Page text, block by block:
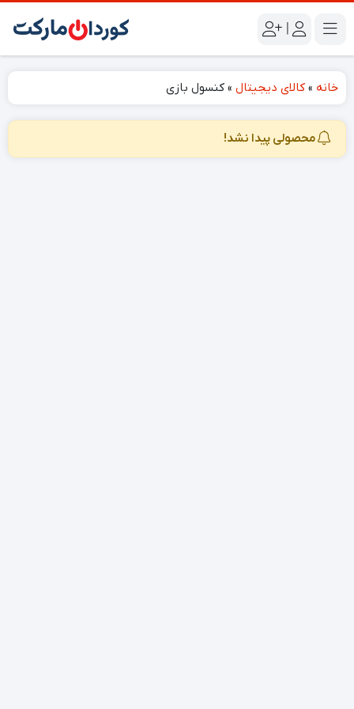
|
خانه » کالای دیجیتال » کنسول بازی
محصولی پیدا نشد!